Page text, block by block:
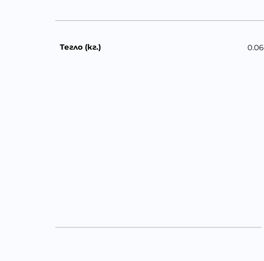
Тегло (кг.) 0.06